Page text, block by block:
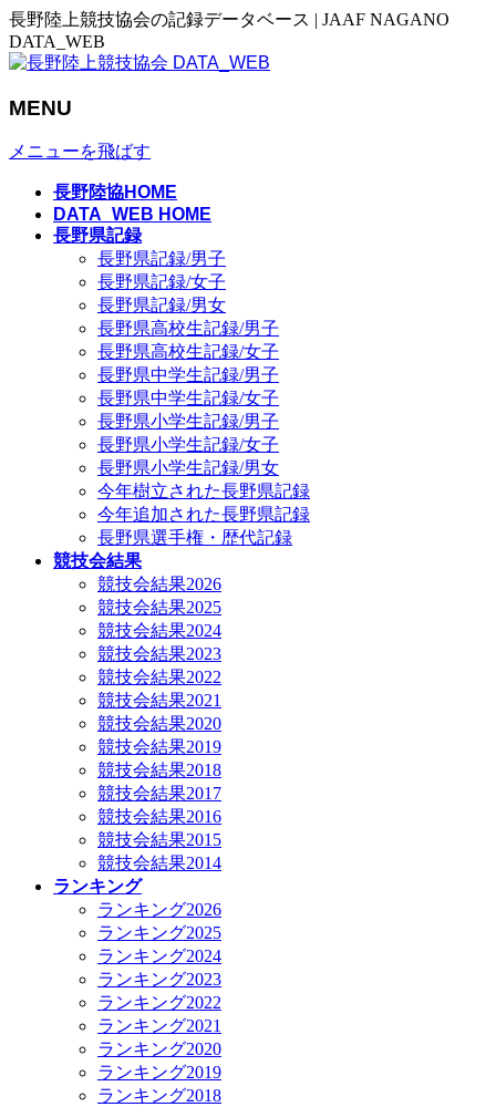
長野陸上競技協会の記録データベース | JAAF NAGANO
DATA_WEB
MENU
メニューを飛ばす
長野陸協HOME
DATA_WEB HOME
長野県記録
長野県記録/男子
長野県記録/女子
長野県記録/男女
長野県高校生記録/男子
長野県高校生記録/女子
長野県中学生記録/男子
長野県中学生記録/女子
長野県小学生記録/男子
長野県小学生記録/女子
長野県小学生記録/男女
今年樹立された長野県記録
今年追加された長野県記録
長野県選手権・歴代記録
競技会結果
競技会結果2026
競技会結果2025
競技会結果2024
競技会結果2023
競技会結果2022
競技会結果2021
競技会結果2020
競技会結果2019
競技会結果2018
競技会結果2017
競技会結果2016
競技会結果2015
競技会結果2014
ランキング
ランキング2026
ランキング2025
ランキング2024
ランキング2023
ランキング2022
ランキング2021
ランキング2020
ランキング2019
ランキング2018